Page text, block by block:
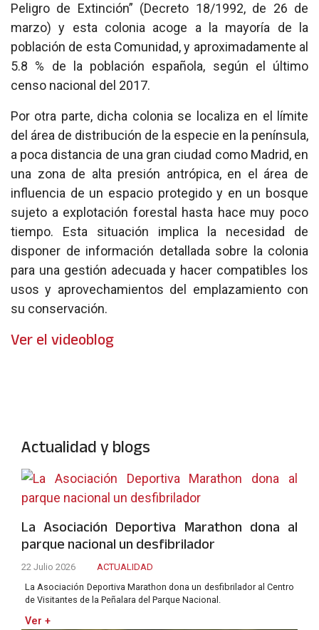
Peligro de Extinción” (Decreto 18/1992, de 26 de
marzo) y esta colonia acoge a la mayoría de la
población de esta Comunidad, y aproximadamente al
5.8 % de la población española, según el último
censo nacional del 2017.
Por otra parte, dicha colonia se localiza en el límite
del área de distribución de la especie en la península,
a poca distancia de una gran ciudad como Madrid, en
una zona de alta presión antrópica, en el área de
influencia de un espacio protegido y en un bosque
sujeto a explotación forestal hasta hace muy poco
tiempo. Esta situación implica la necesidad de
disponer de información detallada sobre la colonia
para una gestión adecuada y hacer compatibles los
usos y aprovechamientos del emplazamiento con
su conservación.
Ver el videoblog
Actualidad y blogs
La Asociación Deportiva Marathon dona al
parque nacional un desfibrilador
22 Julio 2026
ACTUALIDAD
La Asociación Deportiva Marathon dona un desfibrilador al Centro
de Visitantes de la Peñalara del Parque Nacional.
Ver +